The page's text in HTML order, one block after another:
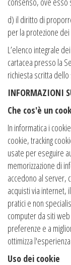
d) il diritto di
per la protezione
L’elenco integrale
cartacea presso la
richiesta scritta
INFORMAZIONI
Che cos'è un
In informatica i
cookie, tracking
usate per eseguire
memorizzazione di
accedono al server,
acquisti via internet,
pratici e non
computer da siti
preferenze e a
ottimizza
Uso dei cookie